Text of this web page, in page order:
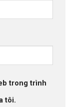
trong trình
tôi.